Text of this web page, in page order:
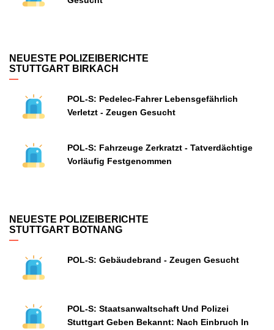
NEUESTE POLIZEIBERICHTE
STUTTGART BIRKACH
POL-S: Pedelec-Fahrer Lebensgefährlich
Verletzt - Zeugen Gesucht
POL-S: Fahrzeuge Zerkratzt - Tatverdächtige
Vorläufig Festgenommen
NEUESTE POLIZEIBERICHTE
STUTTGART BOTNANG
POL-S: Gebäudebrand - Zeugen Gesucht
POL-S: Staatsanwaltschaft Und Polizei
Stuttgart Geben Bekannt: Nach Einbruch In